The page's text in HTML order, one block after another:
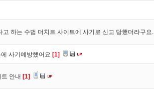
하는 수법 더치트 사이트에 사기로 신고 당했더라구요.
사기예방했어요 [1]
안내 [1]